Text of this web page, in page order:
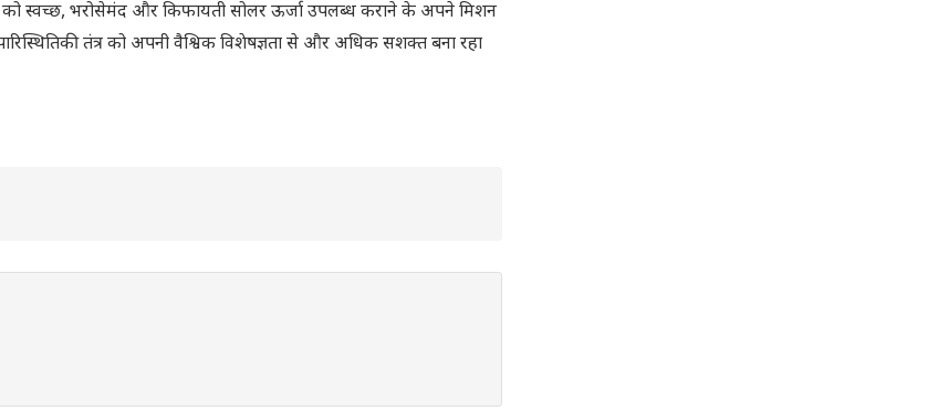
को स्वच्छ, भरोसेमंद और किफायती सोलर ऊर्जा उपलब्ध कराने के अपने मिशन
तंत्र को अपनी वैश्विक विशेषज्ञता से और अधिक सशक्त बना रहा